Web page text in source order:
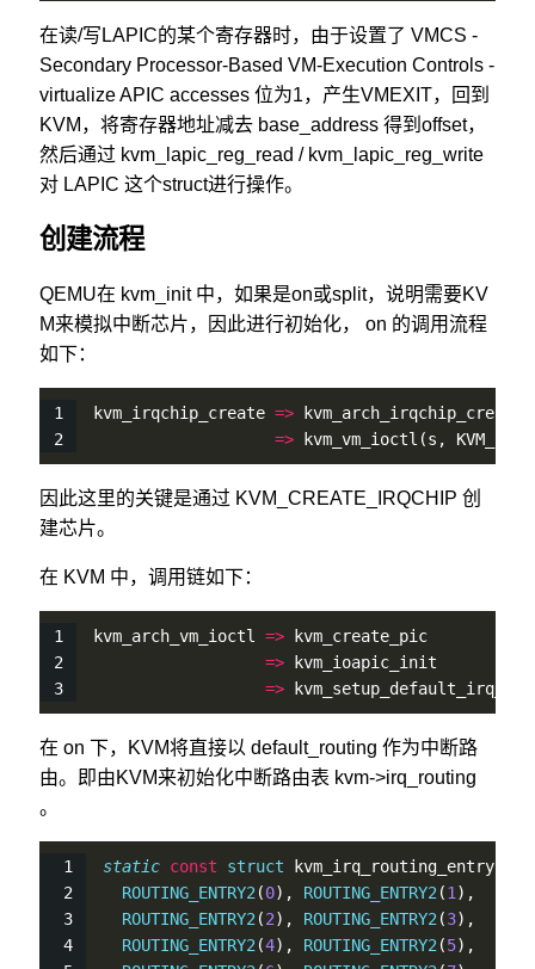
在读/写LAPIC的某个寄存器时，由于设置了 VMCS -
Secondary Processor-Based VM-Execution Controls -
virtualize APIC accesses 位为1，产生VMEXIT，回到
KVM，将寄存器地址减去 base_address 得到offset，
然后通过 kvm_lapic_reg_read / kvm_lapic_reg_write
对 LAPIC 这个struct进行操作。
创建流程
QEMU在 kvm_init 中，如果是on或split，说明需要KV
M来模拟中断芯片，因此进行初始化， on 的调用流程
如下：
kvm_irqchip_create => kvm_arch_irqchip_create
=> kvm_vm_ioctl (s,
因此这里的关键是通过 KVM_CREATE_IRQCHIP 创
建芯片。
在 KVM 中，调用链如下：
kvm_arch_vm_ioctl => kvm_create_pic
=> kvm_ioapic_init
=>
在 on 下，KVM将直接以 default_routing 作为中断路
由。即由KVM来初始化中断路由表 kvm->irq_routing
。
static const struct kvm_irq_routing_entry
ROUTING_ENTRY2 (0), ROUTING_ENTRY2 (1 ),
ROUTING_ENTRY2 (2), ROUTING_ENTRY2 (3),
ROUTING_ENTRY2 (4), ROUTING_ENTRY2 (5),